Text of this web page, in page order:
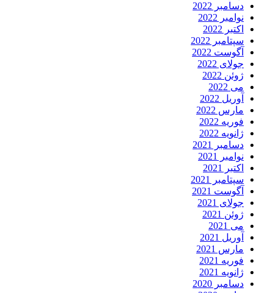
دسامبر 2022
نوامبر 2022
اکتبر 2022
سپتامبر 2022
آگوست 2022
جولای 2022
ژوئن 2022
می 2022
آوریل 2022
مارس 2022
فوریه 2022
ژانویه 2022
دسامبر 2021
نوامبر 2021
اکتبر 2021
سپتامبر 2021
آگوست 2021
جولای 2021
ژوئن 2021
می 2021
آوریل 2021
مارس 2021
فوریه 2021
ژانویه 2021
دسامبر 2020